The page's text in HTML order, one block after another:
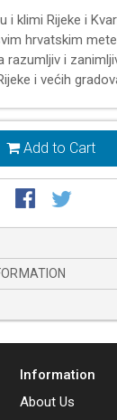
i klimi Rijeke i
hrvatskim
razumljiv i
i većih
Add to Cart
Information
About Us